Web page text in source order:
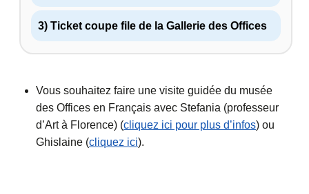
3) Ticket coupe file de la Gallerie des Offices
Vous souhaitez faire une visite guidée du musée
des Offices en Français avec Stefania (professeur
d’Art à Florence) (cliquez ici pour plus d’infos) ou
Ghislaine (cliquez ici).